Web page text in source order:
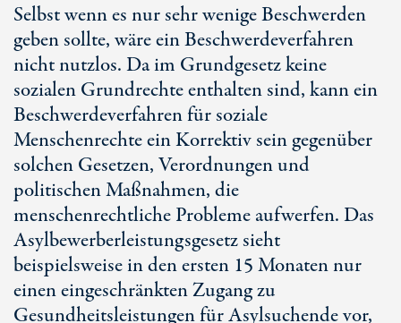
Selbst wenn es nur sehr wenige Beschwerden
geben sollte, wäre ein Beschwerdeverfahren
nicht nutzlos. Da im Grundgesetz keine
sozialen Grundrechte enthalten sind, kann ein
Beschwerdeverfahren für soziale
Menschenrechte ein Korrektiv sein gegenüber
solchen Gesetzen, Verordnungen und
politischen Maßnahmen, die
menschenrechtliche Probleme aufwerfen. Das
Asylbewerberleistungsgesetz sieht
beispielsweise in den ersten 15 Monaten nur
einen eingeschränkten Zugang zu
Gesundheitsleistungen für Asylsuchende vor,